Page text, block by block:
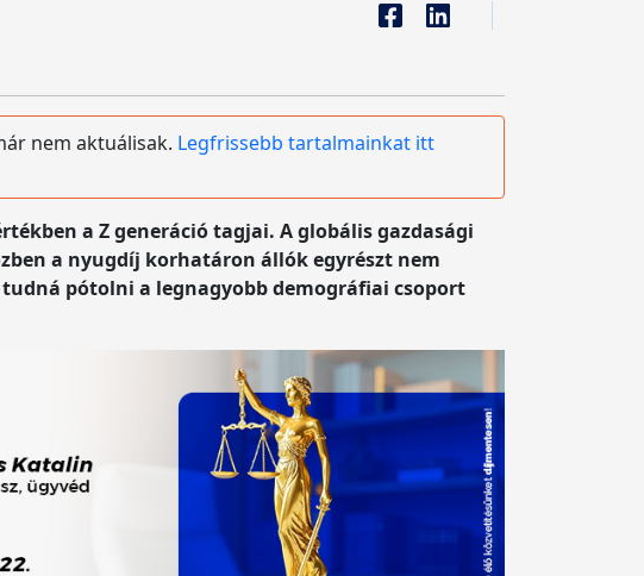
nem aktuálisak. Legfrissebb tartalmainkat itt
a Z generáció tagjai. A globális gazdasági
a nyugdíj korhatáron állók egyrészt nem
pótolni a legnagyobb demográfiai csoport